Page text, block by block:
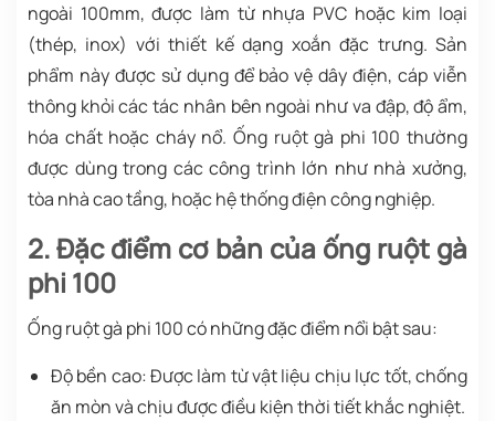
ngoài 100mm, được làm từ nhựa PVC hoặc kim loại
(thép, inox) với thiết kế dạng xoắn đặc trưng. Sản
phẩm này được sử dụng để bảo vệ dây điện, cáp viễn
thông khỏi các tác nhân bên ngoài như va đập, độ ẩm,
hóa chất hoặc cháy nổ. Ống ruột gà phi 100 thường
được dùng trong các công trình lớn như nhà xưởng,
tòa nhà cao tầng, hoặc hệ thống điện công nghiệp.
2. Đặc điểm cơ bản của ống ruột gà
phi 100
Ống ruột gà phi 100 có những đặc điểm nổi bật sau:
Độ bền cao: Được làm từ vật liệu chịu lực tốt, chống
ăn mòn và chịu được điều kiện thời tiết khắc nghiệt.